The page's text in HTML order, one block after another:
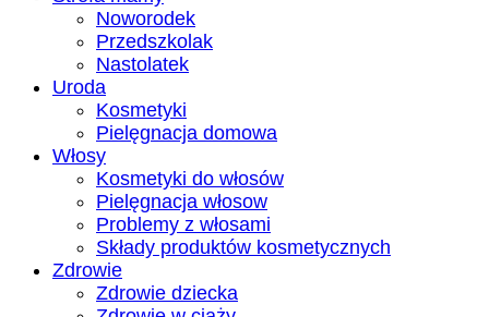
Noworodek
Przedszkolak
Nastolatek
Uroda
Kosmetyki
Pielęgnacja domowa
Włosy
Kosmetyki do włosów
Pielęgnacja włosow
Problemy z włosami
Składy produktów kosmetycznych
Zdrowie
Zdrowie dziecka